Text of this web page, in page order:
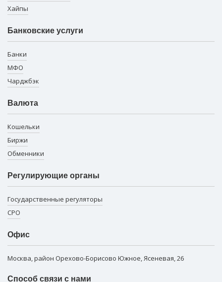
Хайпы
Банковские услуги
Банки
МФО
Чарджбэк
Валюта
Кошельки
Биржи
Обменники
Регулирующие органы
Государственные регуляторы
СРО
Офис
Москва, район Орехово-Борисово Южное, Ясеневая, 26
Способ связи с нами